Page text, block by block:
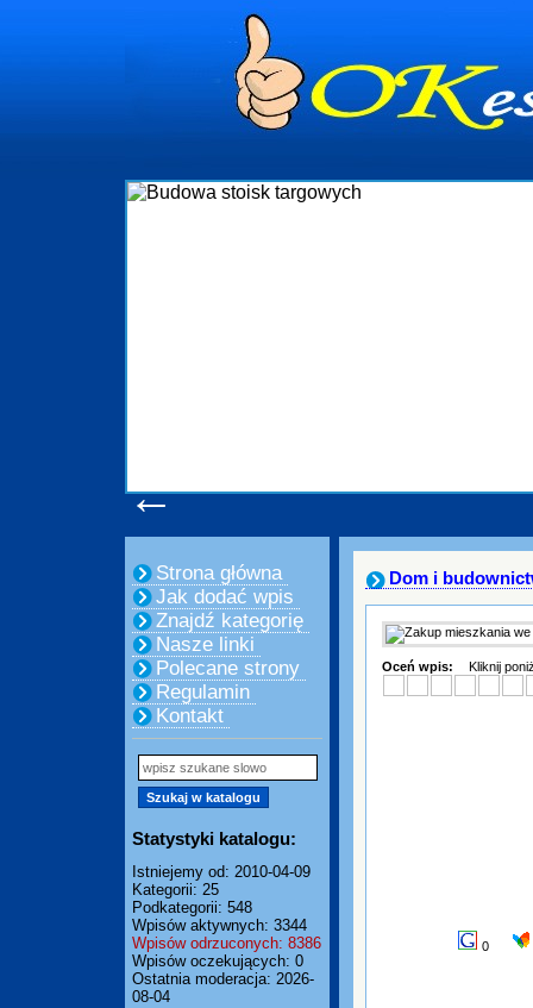
←
Strona główna
Jak dodać wpis
Znajdź kategorię
Nasze linki
Polecane strony
Regulamin
Kontakt
Statystyki katalogu:
Istniejemy od: 2010-04-09
Kategorii: 25
Podkategorii: 548
Wpisów aktywnych: 3344
Wpisów odrzuconych: 8386
Wpisów oczekujących: 0
Ostatnia moderacja: 2026-
08-04
Dom i
Oceń wpis: Kliknij
0